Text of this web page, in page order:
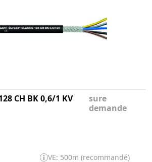
CH BK 0,6/1 KV
sure
demande
VE: 500m (recommandé)